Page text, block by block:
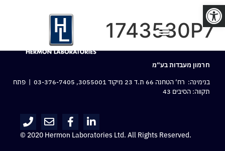
פתח סרגל נגישות
1743530P7
חרמון מעבדות בע“מ
בנימינה: רח‘ הטחנה 66 ת.ד 23 מיקוד 3055001,
03-376-7405 | פתח
תקווה: הסיבים 43
© 2020 Hermon Laboratories Ltd. All Rights Reserved.